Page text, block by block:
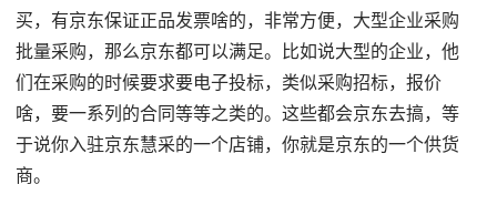
买，有京东保证正品发票啥的，非常方便，大型企业采购
批量采购，那么京东都可以满足。比如说大型的企业，他
们在采购的时候要求要电子投标，类似采购招标，报价
啥，要一系列的合同等等之类的。这些都会京东去搞，等
于说你入驻京东慧采的一个店铺，你就是京东的一个供货
商。